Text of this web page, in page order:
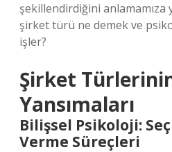
şekillendirdiğini anlamamıza
şirket türü ne demek ve
işler?
Şirket
Yansımaları
Bilişsel Psikoloji:
Verme Süreçleri